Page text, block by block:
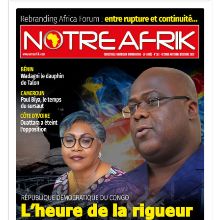
Des usagers en attente d’un meilleur service
Au-delà des finances, la nouvelle direction est attendue
sur la qualité du service rendu aux populations et aux
entreprises. SOCADEL devra accélérer la modernisation
des réseaux, réduire les délais d’intervention en cas de
panne et améliorer la relation client.
Lire : Cameroun : l’État reprend entièrement le
contrôle de la société d’électricité
Dans un contexte marqué par les coupures récurrentes et
les frustrations des consommateurs, la restauration de la
confiance apparaît comme un enjeu central.
L’accès à l’électricité comme objectif national
Le gouvernement attend également des progrès sur